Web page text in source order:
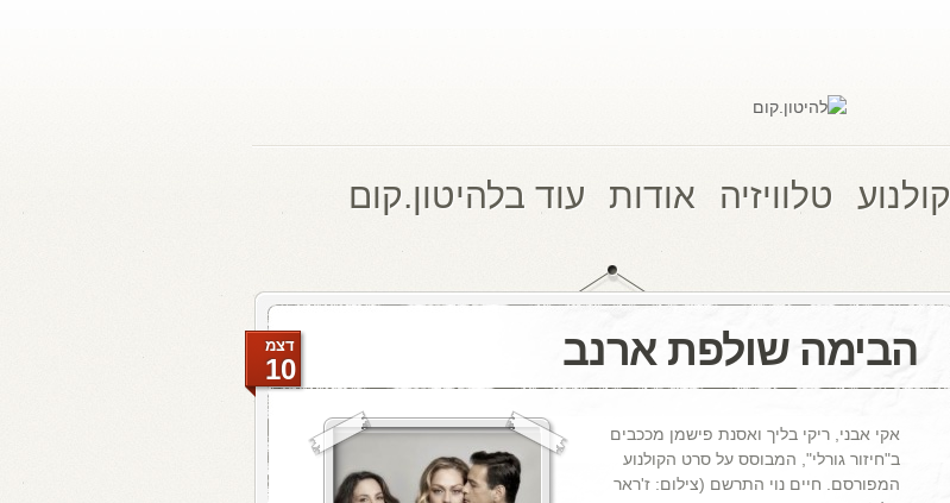
קולנוע טלוויזיה אודות עוד בלהיטון.קום
הבימה שולפת ארנב דצמ
10
אקי אבני, ריקי בליך ואסנת פישמן מככבים
ב"חיזור גורלי", המבוסס על סרט הקולנוע
המפורסם. חיים נוי התרשם (צילום: ז'ראר